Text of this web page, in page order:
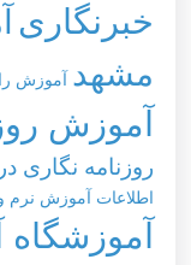
خبرنگاری
مشهد آموزش
آموزش
روزنامه نگاری
اطلاعات آموزش نرم
آموزشگاه